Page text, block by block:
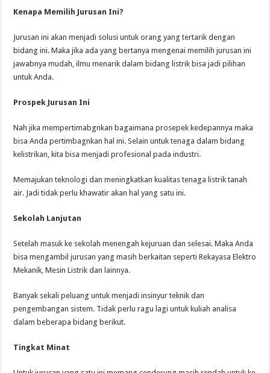
Kenapa Memilih Jurusan Ini?
Jurusan ini akan menjadi solusi untuk orang yang tertarik dengan
bidang ini. Maka jika ada yang bertanya mengenai memilih jurusan ini
jawabnya mudah, ilmu menarik dalam bidang listrik bisa jadi pilihan
untuk Anda.
Prospek Jurusan Ini
Nah jika mempertimabgnkan bagaimana prosepek kedepannya maka
bisa Anda pertimbagnkan hal ini. Selain untuk tenaga dalam bidang
kelistrikan, kita bisa menjadi profesional pada industri.
Memajukan teknologi dan meningkatkan kualitas tenaga listrik tanah
air. Jadi tidak perlu khawatir akan hal yang satu ini.
Sekolah Lanjutan
Setelah masuk ke sekolah menengah kejuruan dan selesai. Maka Anda
bisa mengambil jurusan yang masih berkaitan seperti Rekayasa Elektro
Mekanik, Mesin Listrik dan lainnya.
Banyak sekali peluang untuk menjadi insinyur teknik dan
pengembangan sistem. Tidak perlu ragu lagi untuk kuliah analisa
dalam beberapa bidang berikut.
Tingkat Minat